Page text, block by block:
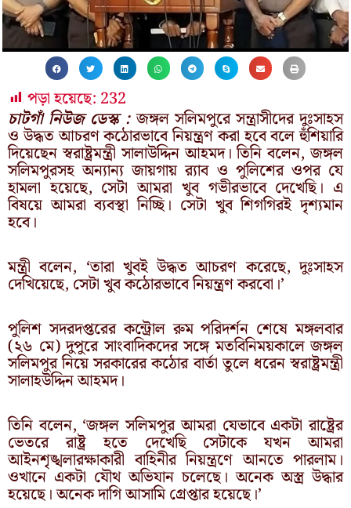
পড়া হয়েছে: 232
চাটগাঁ নিউজ ডেস্ক :জঙ্গল সলিমপুরে সন্ত্রাসীদের দুঃসাহস
ও উদ্ধত আচরণ কঠোরভাবে নিয়ন্ত্রণ করা হবে বলে হুঁশিয়ারি
দিয়েছেন স্বরাষ্ট্রমন্ত্রী সালাউদ্দিন আহমদ। তিনি বলেন, জঙ্গল
সলিমপুরসহ অন্যান্য জায়গায় র‍্যাব ও পুলিশের ওপর যে
হামলা হয়েছে, সেটা আমরা খুব গভীরভাবে দেখেছি। এ
বিষয়ে আমরা ব্যবস্থা নিচ্ছি। সেটা খুব শিগগিরই দৃশ্যমান
হবে।
মন্ত্রী বলেন, ‘তারা খুবই উদ্ধত আচরণ করেছে, দুঃসাহস
দেখিয়েছে, সেটা খুব কঠোরভাবে নিয়ন্ত্রণ করবো।’
পুলিশ সদরদপ্তরের কন্ট্রোল রুম পরিদর্শন শেষে মঙ্গলবার
(২৬ মে) দুপুরে সাংবাদিকদের সঙ্গে মতবিনিময়কালে জঙ্গল
সলিমপুর নিয়ে সরকারের কঠোর বার্তা তুলে ধরেন স্বরাষ্ট্রমন্ত্রী
সালাহউদ্দিন আহমদ।
তিনি বলেন, ‘জঙ্গল সলিমপুর আমরা যেভাবে একটা রাষ্ট্রের
ভেতরে রাষ্ট্র হতে দেখেছি সেটাকে যখন আমরা
আইনশৃঙ্খলারক্ষাকারী বাহিনীর নিয়ন্ত্রণে আনতে পারলাম।
ওখানে একটা যৌথ অভিযান চলেছে। অনেক অস্ত্র উদ্ধার
হয়েছে। অনেক দাগি আসামি গ্রেপ্তার হয়েছে।’